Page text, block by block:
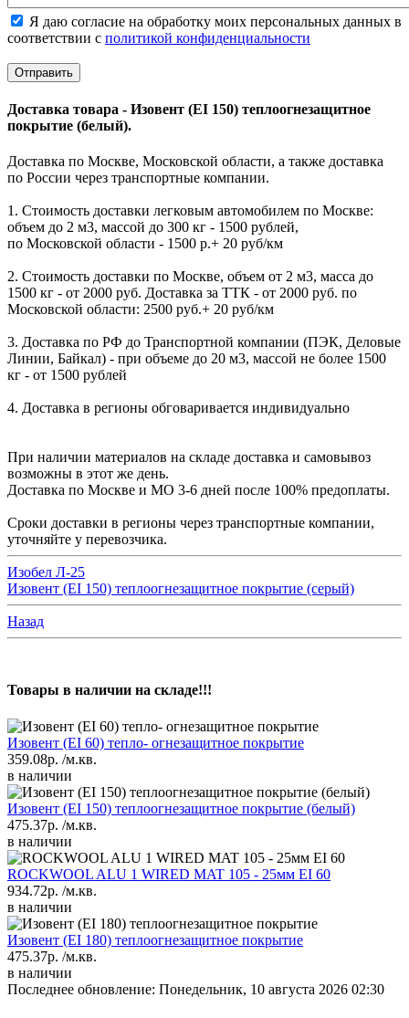
Я даю согласие на обработку моих персональных данных в
соответствии с политикой конфиденциальности
Доставка товара - Изовент (EI 150) теплоогнезащитное
покрытие (белый).
Доставка по Москве, Московской области, а также доставка
по России через транспортные компании.
1. Стоимость доставки легковым автомобилем по Москве:
объем до 2 м3, массой до 300 кг - 1500 рублей,
по Московской области - 1500 р.+ 20 руб/км
2. Стоимость доставки по Москве, объем от 2 м3, масса до
1500 кг - от 2000 руб. Доставка за ТТК - от 2000 руб. по
Московской области: 2500 руб.+ 20 руб/км
3. Доставка по РФ до Транспортной компании (ПЭК, Деловые
Линии, Байкал) - при объеме до 20 м3, массой не более 1500
кг - от 1500 рублей
4. Доставка в регионы обговаривается индивидуально
При наличии материалов на складе доставка и самовывоз
возможны в этот же день.
Доставка по Москве и МО 3-6 дней после 100% предоплаты.
Сроки доставки в регионы через транспортные компании,
уточняйте у перевозчика.
Изобел Л-25
Изовент (EI 150) теплоогнезащитное покрытие (серый)
Назад
Товары в наличии на складе!!!
Изовент (EI 60) тепло- огнезащитное покрытие
359.08р. /м.кв.
в наличии
Изовент (EI 150) теплоогнезащитное покрытие (белый)
475.37р. /м.кв.
в наличии
ROCKWOOL ALU 1 WIRED MAT 105 - 25мм EI 60
934.72р. /м.кв.
в наличии
Изовент (EI 180) теплоогнезащитное покрытие
475.37р. /м.кв.
в наличии
Последнее обновление: Понедельник, 10 августа 2026 02:30